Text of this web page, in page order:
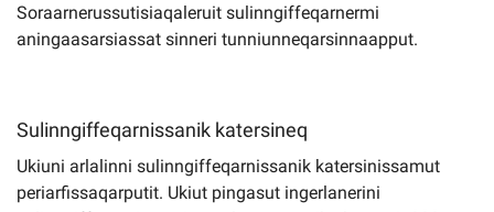
Soraarnerussutisiaqaleruit sulinngiffeqarnermi
aningaasarsiassat sinneri tunniunneqarsinnaapput.
Sulinngiffeqarnissanik katersineq
Ukiuni arlalinni sulinngiffeqarnissanik katersinissamut
periarfissaqarputit. Ukiut pingasut ingerlanerini